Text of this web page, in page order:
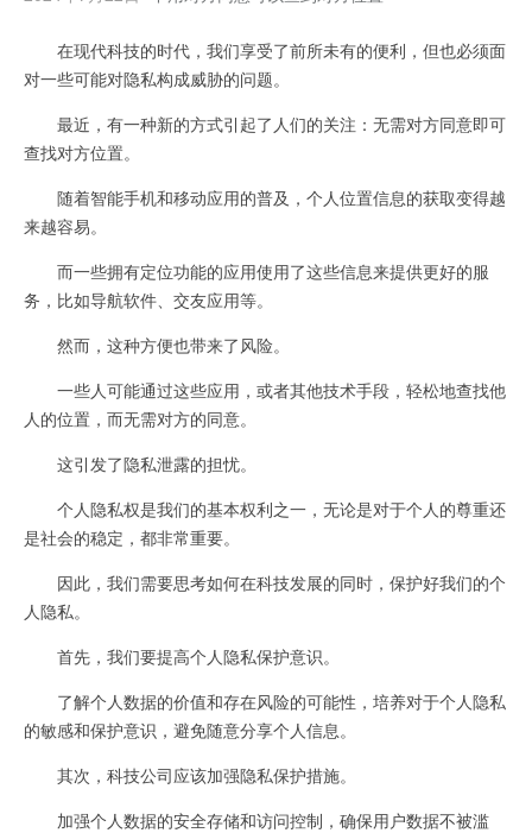
在现代科技的时代，我们享受了前所未有的便利，但也必须面
对一些可能对隐私构成威胁的问题。
最近，有一种新的方式引起了人们的关注：无需对方同意即可
查找对方位置。
随着智能手机和移动应用的普及，个人位置信息的获取变得越
来越容易。
而一些拥有定位功能的应用使用了这些信息来提供更好的服
务，比如导航软件、交友应用等。
然而，这种方便也带来了风险。
一些人可能通过这些应用，或者其他技术手段，轻松地查找他
人的位置，而无需对方的同意。
这引发了隐私泄露的担忧。
个人隐私权是我们的基本权利之一，无论是对于个人的尊重还
是社会的稳定，都非常重要。
因此，我们需要思考如何在科技发展的同时，保护好我们的个
人隐私。
首先，我们要提高个人隐私保护意识。
了解个人数据的价值和存在风险的可能性，培养对于个人隐私
的敏感和保护意识，避免随意分享个人信息。
其次，科技公司应该加强隐私保护措施。
加强个人数据的安全存储和访问控制，确保用户数据不被滥